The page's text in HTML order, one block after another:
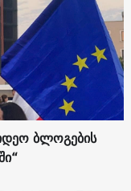
ბლოგების